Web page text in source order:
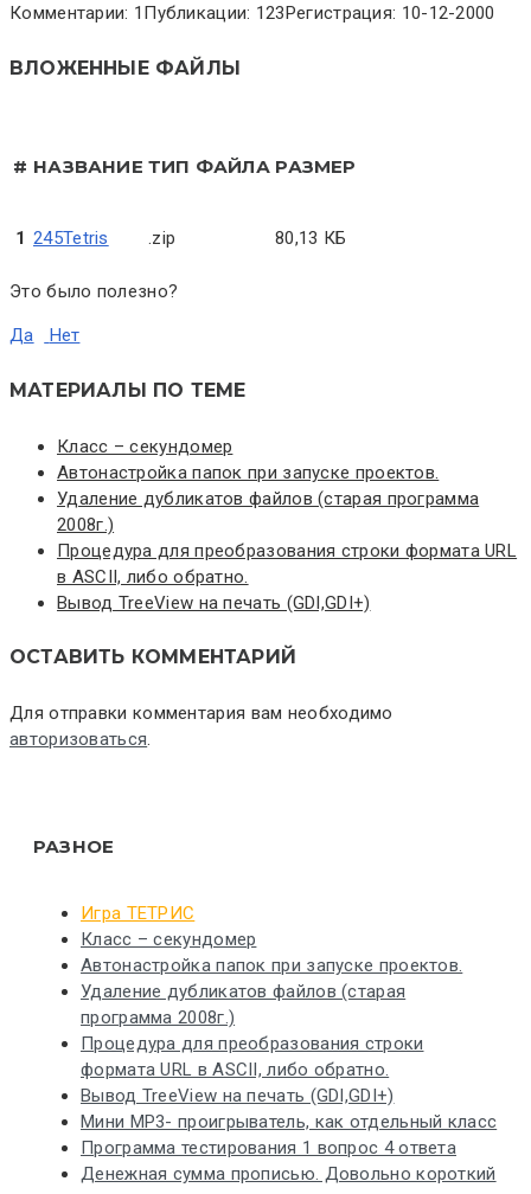
Комментарии: 1 Публикации: 123Регистрация: 10-12-2000
ВЛОЖЕННЫЕ ФАЙЛЫ
# НАЗВАНИЕ ТИП ФАЙЛА РАЗМЕР
1 245Tetris .zip 80,13 КБ
Это было полезно?
Да Нет
МАТЕРИАЛЫ ПО ТЕМЕ
Класс – секундомер
Автонастройка папок при запуске проектов.
Удаление дубликатов файлов (старая программа
2008г.)
Процедура для преобразования строки формата URL
в ASCII, либо обратно.
Вывод TreeView на печать (GDI,GDI+)
ОСТАВИТЬ КОММЕНТАРИЙ
Для отправки комментария вам необходимо
авторизоваться.
РАЗНОЕ
Игра ТЕТРИС
Класс – секундомер
Автонастройка папок при запуске проектов.
Удаление дубликатов файлов (старая
программа 2008г.)
Процедура для преобразования строки
формата URL в ASCII, либо обратно.
Вывод TreeView на печать (GDI,GDI+)
Мини MP3- проигрыватель, как отдельный класс
Программа тестирования 1 вопрос 4 ответа
Денежная сумма прописью. Довольно короткий